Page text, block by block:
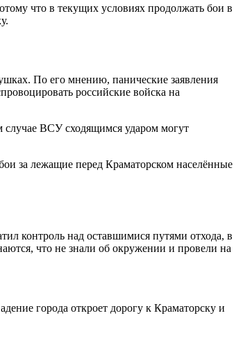
что в текущих условиях продолжать бои в
По его мнению, панические заявления
российские войска на
случае ВСУ сходящимся ударом могут
за лежащие перед Краматорском населённые
контроль над оставшимися путями отхода, в
что не знали об окружении и провели на
города откроет дорогу к Краматорску и